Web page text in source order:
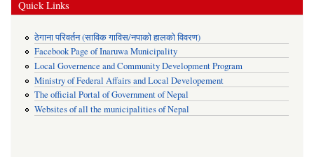
Quick Links
ठेगाना परिवर्तन (साविक गाविस/नपाको हालको विवरण)
Facebook Page of Inaruwa Municipality
Local Governence and Community Development Program
Ministry of Federal Affairs and Local Developement
The official Portal of Government of Nepal
Websites of all the municipalities of Nepal